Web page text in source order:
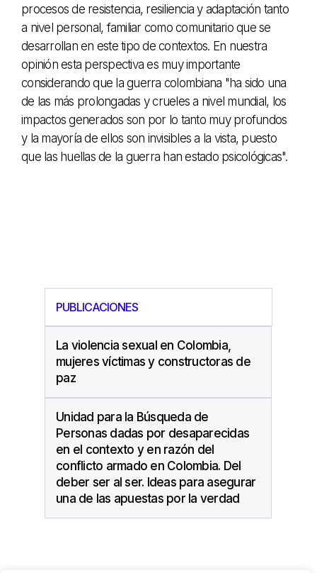
procesos de resistencia, resiliencia y adaptación tanto
a nivel personal, familiar como comunitario que se
desarrollan en este tipo de contextos. En nuestra
opinión esta perspectiva es muy importante
considerando que la guerra colombiana "ha sido una
de las más prolongadas y crueles a nivel mundial, los
impactos generados son por lo tanto muy profundos
y la mayoría de ellos son invisibles a la vista, puesto
que las huellas de la guerra han estado psicológicas".
PUBLICACIONES
La violencia sexual en Colombia,
mujeres víctimas y constructoras de
paz
Unidad para la Búsqueda de
Personas dadas por desaparecidas
en el contexto y en razón del
conflicto armado en Colombia. Del
deber ser al ser. Ideas para asegurar
una de las apuestas por la verdad